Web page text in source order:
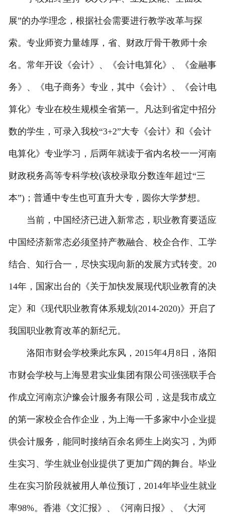
展”的办学理念，根据社会需要进行教学改革与探
索。专业师资力量雄厚，省、财政厅骨干教师十余
名。常年开设《会计》、《会计电算化》、《金融事
务》、《电子商务》专业，其中《会计》、《会计电
算化》专业在校生规模全省第一。凡达到省定中招分
数的学生，可录入我校“3+2”大专《会计》和《会计
电算化》专业学习，后两年就读于省内名校一一河南
财政税务高等专科学校(该校录取分数连年超过“三
本”)；普通中专生也可直升大专，圆你大学梦想。
当前，中国经济已进入新常态，职业教育要适应
中国经济新常态必须坚持产教融合、校企合作、工学
结合、知行合一，尽快实现向新的发展方式转变。20
14年，国家出台的《关于加快发展现代职业教育的决
定》和《现代职业教育体系规划(2014-2020)》开启了
我国职业教育改革的新纪元。
洛阳市财会学校乘此东风，2015年4月8日，洛阳
市财会学校与上海昱君实业集团有限公司强强联手合
作成立河南京沪豫会计服务有限公司，这是我市成立
的第一家校企合作企业，为上海一千多家中小企业提
供会计服务，能同时接纳百余名师生上岗实习，为师
生实习、学生就业创业提供了更加广阔的舞台。毕业
生在实习阶段就被用人单位预订，2014年毕业生就业
率98%。香港《文汇报》、《河南日报》、《大河